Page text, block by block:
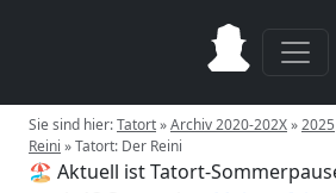
Sie sind hier:Tatort»Archiv 2020-202X»2025
Reini »Tatort: Der Reini
🏖️ Aktuell ist Tatort-